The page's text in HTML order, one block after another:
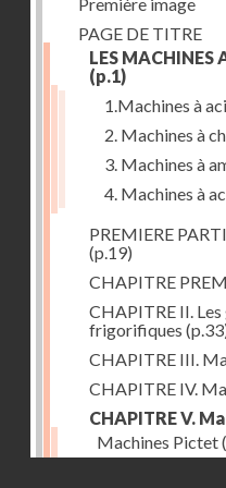
PAGE DE TITRE
LES MACHINES
(p.1)
1.Machines à
2. Machines à
3. Machines à
4. Machines à
PREMIERE
(p.19)
CHAPITRE
CHAPITRE II. Les
frigorifiques
CHAPITRE III.
CHAPITRE IV.
CHAPITRE V.
Machines Pictet